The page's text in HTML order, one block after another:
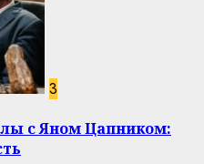
3
с Яном Цапником: